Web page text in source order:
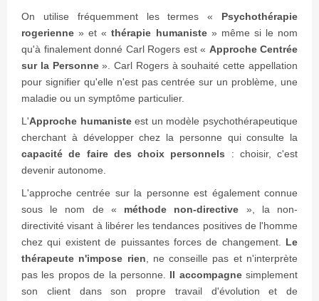
On utilise fréquemment les termes « Psychothérapie
rogerienne » et «thérapie humaniste» même si le nom
qu'à finalement donné Carl Rogers est « Approche Centrée
sur la Personne». Carl Rogers à souhaité cette appellation
pour signifier qu'elle n'est pas centrée sur un problème, une
maladie ou un symptôme particulier.
L'Approche humanisteest un modèle psychothérapeutique
cherchant à développer chez la personne qui consulte la
capacité de faire des choix personnels : choisir, c'est
devenir autonome.
L'approche centrée sur la personne est également connue
sous le nom de « méthode non-directive », la non-
directivité visant à libérer les tendances positives de l'homme
chez qui existent de puissantes forces de changement. Le
thérapeute n'impose rien , ne conseille pas et n'interprète
pas les propos de la personne. Il accompagne simplement
son client dans son propre travail d'évolution et de